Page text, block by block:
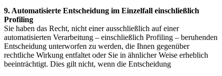
9. Automatisierte Entscheidung im Einzelfall einschließlich
Profiling
Sie haben das Recht, nicht einer ausschließlich auf einer
automatisierten Verarbeitung – einschließlich Profiling – beruhenden
Entscheidung unterworfen zu werden, die Ihnen gegenüber
rechtliche Wirkung entfaltet oder Sie in ähnlicher Weise erheblich
beeinträchtigt. Dies gilt nicht, wenn die Entscheidung